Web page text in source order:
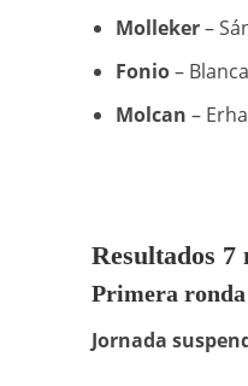
Molleker–
Fonio–
Molcan –
Resultados 7
Primera ronda
Jornada